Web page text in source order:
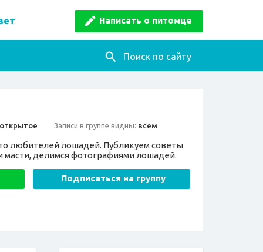
Написать о питомце
Поиск по сайту
открытое Записи в группе видны: всем
любителей лошадей. Публикуем советы
делимся фотографиями лошадей.
Подписаться на группу